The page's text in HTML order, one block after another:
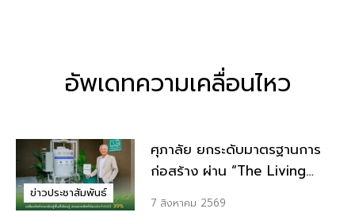
อัพเดทความเคลื่อนไหว
ข่าวประชาสัมพันธ์
ศุภาลัย ยกระดับมาตรฐานการ
ก่อสร้าง ผ่าน “The Living
เรียนรู้ ลดของเสียที่ต้องส่งกำจัด
7 สิงหาคม 2569